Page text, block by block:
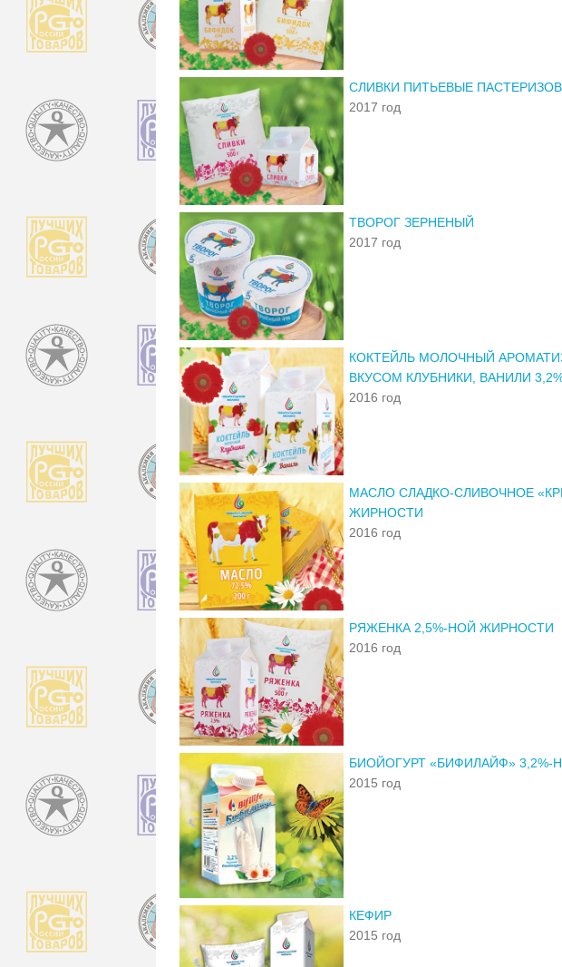
СЛИВКИ ПИТЬЕВЫЕ
2017 год
ТВОРОГ ЗЕРНЕНЫЙ
2017 год
КОКТЕЙЛЬ МОЛОЧНЫЙ
ВКУСОМ КЛУБНИКИ, ВАНИЛИ
2016 год
МАСЛО СЛАДКО-СЛИВОЧНОЕ
ЖИРНОСТИ
2016 год
РЯЖЕНКА 2,5%-НОЙ ЖИРНОСТИ
2016 год
БИОЙОГУРТ «БИФИЛАЙФ»
2015 год
КЕФИР
2015 год